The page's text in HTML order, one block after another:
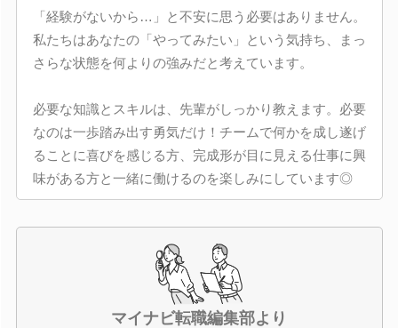
「経験がないから…」と不安に思う必要はありません。
私たちはあなたの「やってみたい」という気持ち、まっ
さらな状態を何よりの強みだと考えています。
必要な知識とスキルは、先輩がしっかり教えます。必要
なのは一歩踏み出す勇気だけ！チームで何かを成し遂げ
ることに喜びを感じる方、完成形が目に見える仕事に興
味がある方と一緒に働けるのを楽しみにしています◎
マイナビ転職編集部より